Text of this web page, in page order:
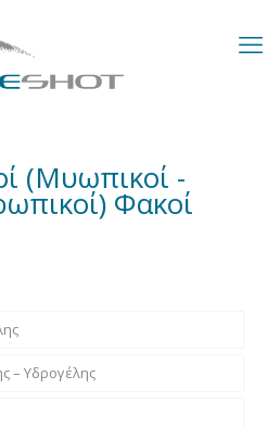
(Μυωπικοί -
Φακοί
– Υδρογέλης